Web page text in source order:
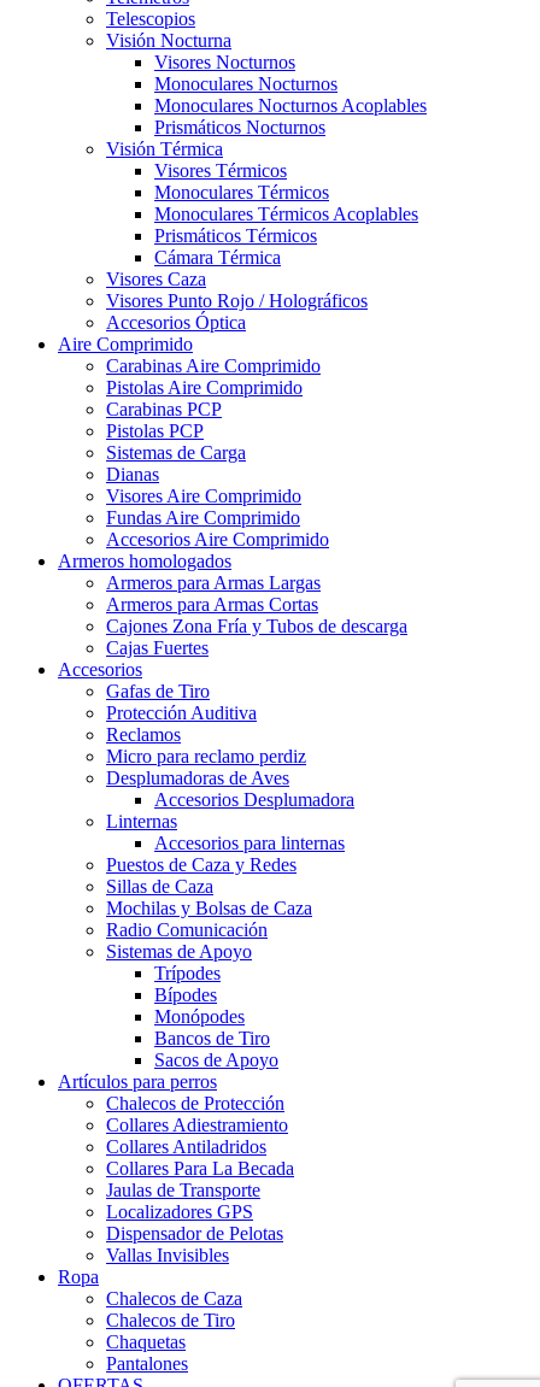
Telescopios
Visión Nocturna
Visores Nocturnos
Monoculares Nocturnos
Monoculares Nocturnos Acoplables
Prismáticos Nocturnos
Visión Térmica
Visores Térmicos
Monoculares Térmicos
Monoculares Térmicos Acoplables
Prismáticos Térmicos
Cámara Térmica
Visores Caza
Visores Punto Rojo / Holográficos
Accesorios Óptica
Aire Comprimido
Carabinas Aire Comprimido
Pistolas Aire Comprimido
Carabinas PCP
Pistolas PCP
Sistemas de Carga
Dianas
Visores Aire Comprimido
Fundas Aire Comprimido
Accesorios Aire Comprimido
Armeros homologados
Armeros para Armas Largas
Armeros para Armas Cortas
Cajones Zona Fría y Tubos de descarga
Cajas Fuertes
Accesorios
Gafas de Tiro
Protección Auditiva
Reclamos
Micro para reclamo perdiz
Desplumadoras de Aves
Accesorios Desplumadora
Linternas
Accesorios para linternas
Puestos de Caza y Redes
Sillas de Caza
Mochilas y Bolsas de Caza
Radio Comunicación
Sistemas de Apoyo
Trípodes
Bípodes
Monópodes
Bancos de Tiro
Sacos de Apoyo
Artículos para perros
Chalecos de Protección
Collares Adiestramiento
Collares Antiladridos
Collares Para La Becada
Jaulas de Transporte
Localizadores GPS
Dispensador de Pelotas
Vallas Invisibles
Ropa
Chalecos de Caza
Chalecos de Tiro
Chaquetas
Pantalones